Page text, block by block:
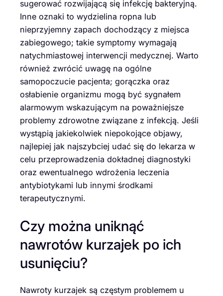
sugerować rozwijającą się infekcję bakteryjną.
Inne oznaki to wydzielina ropna lub
nieprzyjemny zapach dochodzący z miejsca
zabiegowego; takie symptomy wymagają
natychmiastowej interwencji medycznej. Warto
również zwrócić uwagę na ogólne
samopoczucie pacjenta; gorączka oraz
osłabienie organizmu mogą być sygnałem
alarmowym wskazującym na poważniejsze
problemy zdrowotne związane z infekcją. Jeśli
wystąpią jakiekolwiek niepokojące objawy,
najlepiej jak najszybciej udać się do lekarza w
celu przeprowadzenia dokładnej diagnostyki
oraz ewentualnego wdrożenia leczenia
antybiotykami lub innymi środkami
terapeutycznymi.
Czy można uniknąć
nawrotów kurzajek po ich
usunięciu?
Nawroty kurzajek są częstym problemem u